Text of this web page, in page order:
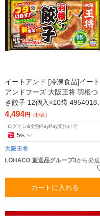
イートアンド [冷凍食品]イート
アンドフーズ 大阪王将 羽根つ
き餃子 12個入×10袋 49540181
29122（直送品）
4,494円 （税込）
ログイン&全額PayPay支払いで
5%
大阪王将
LOHACO 直送品グループ3から発送
カートに入れる